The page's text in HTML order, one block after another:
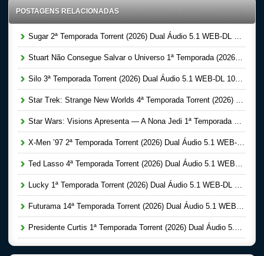
POSTAGENS RELACIONADAS
Sugar 2ª Temporada Torrent (2026) Dual Áudio 5.1 WEB-DL 1080p
Stuart Não Consegue Salvar o Universo 1ª Temporada (2026) Dual Áudio 5.1 WEB-DL 1080p
Silo 3ª Temporada Torrent (2026) Dual Áudio 5.1 WEB-DL 1080p
Star Trek: Strange New Worlds 4ª Temporada Torrent (2026) Dual Áudio 5.1 WEB-DL 1080p
Star Wars: Visions Apresenta — A Nona Jedi 1ª Temporada Completa Torrent (2026) Dual Áudio 5.1 WEB-DL 1080p
X-Men ’97 2ª Temporada Torrent (2026) Dual Áudio 5.1 WEB-DL 1080p
Ted Lasso 4ª Temporada Torrent (2026) Dual Áudio 5.1 WEB-DL 1080p
Lucky 1ª Temporada Torrent (2026) Dual Áudio 5.1 WEB-DL 1080p
Futurama 14ª Temporada Torrent (2026) Dual Áudio 5.1 WEB-DL 1080p
Presidente Curtis 1ª Temporada Torrent (2026) Dual Áudio 5.1 WEB-DL 1080p